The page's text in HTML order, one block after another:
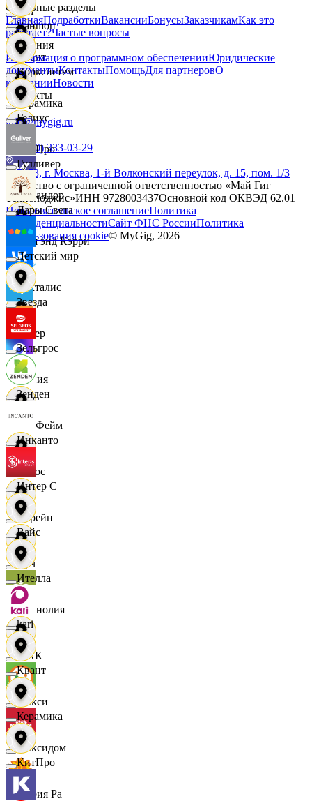
kari
Квант
Керамика
КитПро
Командор
Кэш энд Кэрри
Лакталис
Левер
Линия
ЛисФейм
Логос
Лорейн
Луч
Магнолия
МАК
Макси
Максидом
Мария Ра
Ваншоп
Ворксистем
Гелиус
Гулливер
Дары Света
Детский мир
Звезда
Зельгрос
Зенден
Инканто
Интер С
Вайс
Ителла
kari
Квант
Керамика
КитПро
Основные разделы
ГлавнаяПодработкиВакансииБонусыЗаказчикамКак это
работает?Частые вопросы
Компания
Информация о программном обеспеченииЮридические
документыКонтактыПомощьДля партнеровО
компанииНовости
Контакты
info@mygig.ru
+8 (800) 333-03-29
127473, г. Москва, 1-й Волконский переулок, д. 15, пом. 1/3
Общество с ограниченной ответственностью «Май Гиг
Технолоджис»ИНН 9728003437Основной код ОКВЭД 62.01
Пользовательское соглашениеПолитика
конфиденциальностиСайт ФНС РоссииПолитика
использования cookie© MyGig, 2026